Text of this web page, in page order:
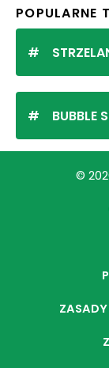
POPULARNE
STRZELANIE
BUBBLE
©